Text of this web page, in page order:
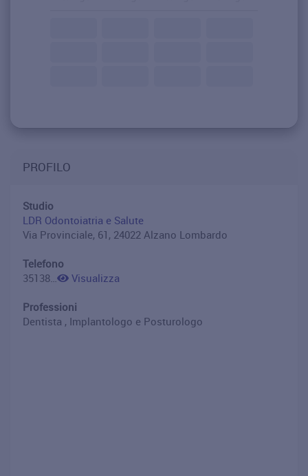
PROFILO
Studio
LDR Odontoiatria e Salute
Via Provinciale, 61, 24022 Alzano Lombardo
Telefono
3513800133
Visualizza
Professioni
Dentista , Implantologo e Posturologo